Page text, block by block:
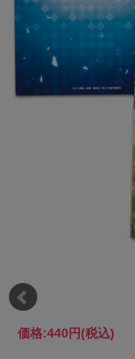
価格:440円(税込)